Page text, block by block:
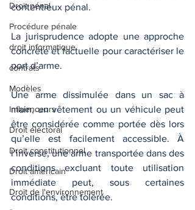
Droit pénal
Procédure pénale
droit informatique
contrats
Modèles
Influenceurs
Droit électoral
Droit constitutionnel
Droit américain
Droit de l'environnement
contentieux pénal.
La jurisprudence adopte une approche
concrète et factuelle pour caractériser le
port d’arme.
Une arme dissimulée dans un sac à
main, un vêtement ou un véhicule peut
être considérée comme portée dès lors
qu’elle est facilement accessible. À
l’inverse, une arme transportée dans des
conditions excluant toute utilisation
immédiate peut, sous certaines
conditions, être tolérée.